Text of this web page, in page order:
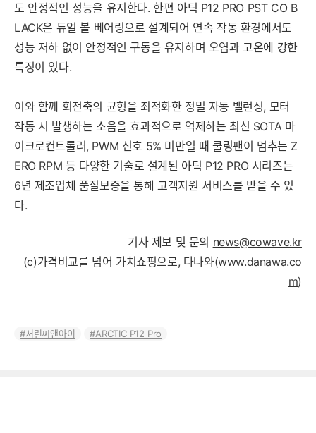
도 안정적인 성능을 유지한다. 한편 아틱 P12 PRO PST CO B
LACK은 듀얼 볼 베어링으로 설계되어 연속 작동 환경에서도
성능 저하 없이 안정적인 구동을 유지하며 오염과 고온에 강한
특징이 있다.
이와 함께 회전축의 균형을 최적화한 정밀 자동 밸런싱, 모터
작동 시 발생하는 소음을 효과적으로 억제하는 최신 SOTA 마
이크로컨트롤러, PWM 신호 5% 미만일 때 쿨링팬이 멈추는 Z
ERO RPM 등 다양한 기술로 설계된 아틱 P12 PRO 시리즈는
6년 제조업체 품질보증을 통해 고객지원 서비스를 받을 수 있
다.
기사 제보 및 문의 news@cowave.kr
(c)가격비교를 넘어 가치쇼핑으로, 다나와(www.danawa.co
m)
서린씨앤아이 ARCTIC P12 Pro